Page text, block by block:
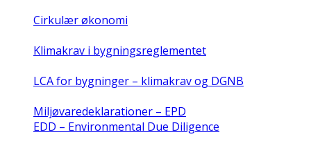
Cirkulær økonomi
Klimakrav i bygningsreglementet
LCA for bygninger – klimakrav og DGNB
Miljøvaredeklarationer – EPD
EDD – Environmental Due Diligence